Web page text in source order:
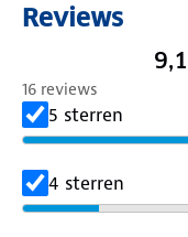
Reviews
9,1
16 reviews
5 sterren
4 sterren